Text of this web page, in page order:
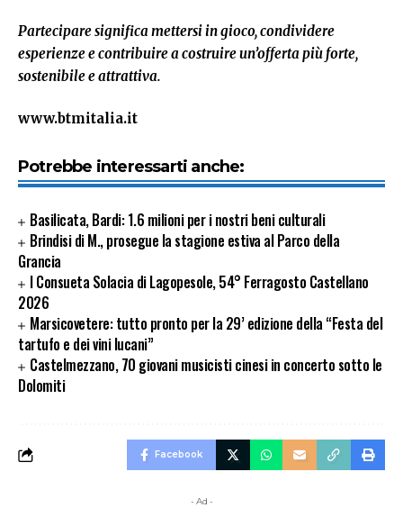
Partecipare significa mettersi in gioco, condividere
esperienze e contribuire a costruire un’offerta più forte,
sostenibile e attrattiva.
www.btmitalia.it
Potrebbe interessarti anche:
Basilicata, Bardi: 1.6 milioni per i nostri beni culturali
Brindisi di M., prosegue la stagione estiva al Parco della
Grancia
I Consueta Solacia di Lagopesole, 54° Ferragosto Castellano
2026
Marsicovetere: tutto pronto per la 29’ edizione della “Festa del
tartufo e dei vini lucani”
Castelmezzano, 70 giovani musicisti cinesi in concerto sotto le
Dolomiti
Facebook
- Ad -